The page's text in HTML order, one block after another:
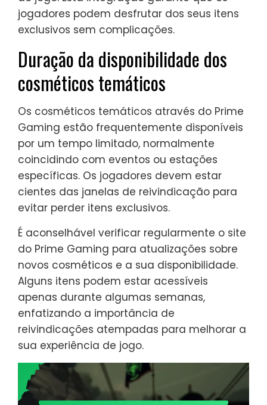
jogadores podem desfrutar dos seus itens
exclusivos sem complicações.
Duração da disponibilidade dos
cosméticos temáticos
Os cosméticos temáticos através do Prime
Gaming estão frequentemente disponíveis
por um tempo limitado, normalmente
coincidindo com eventos ou estações
específicas. Os jogadores devem estar
cientes das janelas de reivindicação para
evitar perder itens exclusivos.
É aconselhável verificar regularmente o site
do Prime Gaming para atualizações sobre
novos cosméticos e a sua disponibilidade.
Alguns itens podem estar acessíveis
apenas durante algumas semanas,
enfatizando a importância de
reivindicações atempadas para melhorar a
sua experiência de jogo.